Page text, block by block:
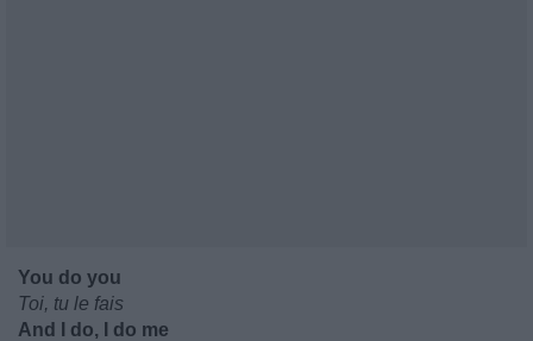
You do you
Toi, tu le fais
And I do, I do me